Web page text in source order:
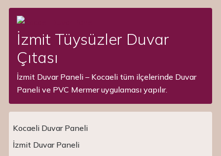
İzmit Tüysüzler Duvar
Çıtası
İzmit Duvar Paneli – Kocaeli tüm ilçelerinde Duvar
Paneli ve PVC Mermer uygulaması yapılır.
Kocaeli Duvar Paneli
İzmit Duvar Paneli